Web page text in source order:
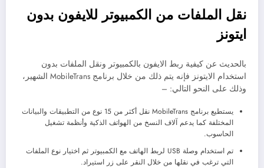
نقل الملفات من الكمبيوتر للايفون بدون
ايتونز
بالحديث عن كيفية ربط الايفون بالكمبيوتر ونقل الملفات بدون
استخدام الايتونز فإنه يتم ذلك من خلال برنامج MobileTrans الشهير،
وذلك على النحو التالي: –
يستطيع برنامج MobileTrans نقل أكثر من 15 نوع من التطبيقات والبيانات
المختلفة كما يدعم آلاف النسخ من الهواتف الذكية وأنظمة تشغيل
الحاسوب.
تم استخدام وصلة USB لربط الهاتف مع الكمبيوتر ثم اختيار نوع الملفات
التي ترغب في نقلها من خلال النقر على زر استيراد.